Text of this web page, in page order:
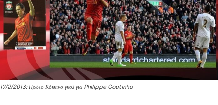
17/2/2013: Πρώτο Κόκκινο γκολ για Philippe Coutinho